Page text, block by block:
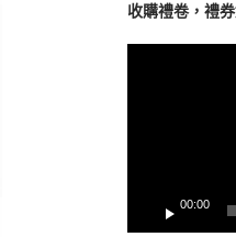
收購禮卷，禮
00:00